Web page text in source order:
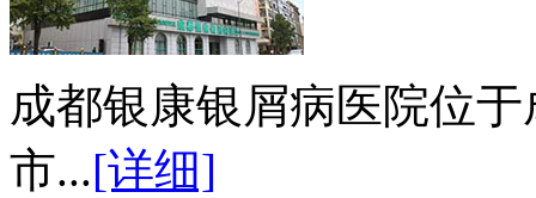
成都银康银屑病医院位
市...[详细]